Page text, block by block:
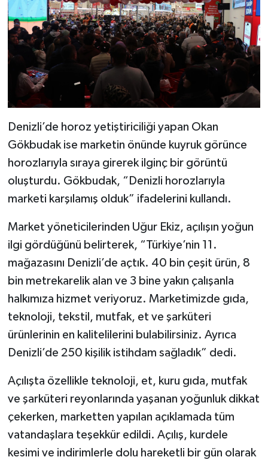
Denizli’de horoz yetiştiriciliği yapan Okan
Gökbudak ise marketin önünde kuyruk görünce
horozlarıyla sıraya girerek ilginç bir görüntü
oluşturdu. Gökbudak, “Denizli horozlarıyla
marketi karşılamış olduk” ifadelerini kullandı.
Market yöneticilerinden Uğur Ekiz, açılışın yoğun
ilgi gördüğünü belirterek, “Türkiye’nin 11.
mağazasını Denizli’de açtık. 40 bin çeşit ürün, 8
bin metrekarelik alan ve 3 bine yakın çalışanla
halkımıza hizmet veriyoruz. Marketimizde gıda,
teknoloji, tekstil, mutfak, et ve şarküteri
ürünlerinin en kalitelilerini bulabilirsiniz. Ayrıca
Denizli’de 250 kişilik istihdam sağladık” dedi.
Açılışta özellikle teknoloji, et, kuru gıda, mutfak
ve şarküteri reyonlarında yaşanan yoğunluk dikkat
çekerken, marketten yapılan açıklamada tüm
vatandaşlara teşekkür edildi. Açılış, kurdele
kesimi ve indirimlerle dolu hareketli bir gün olarak